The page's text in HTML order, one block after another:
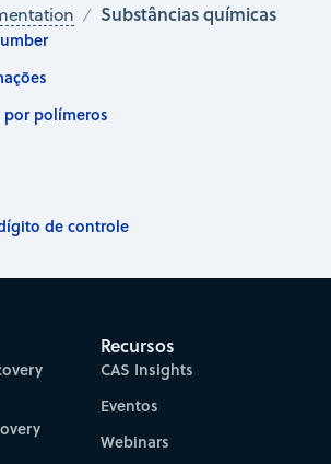
Substâncias químicas
por polímeros
de controle
Recursos
CAS Insights
Eventos
Webinars